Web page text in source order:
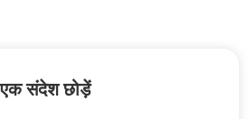
एक संदेश छोड़ें